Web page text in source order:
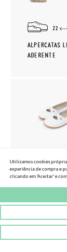
22
ALPERCATAS
ADERENTE
SABRINAS BALLET
CERIMÓNIA
52,95€
Utilizamos cookies
experiência de compra e
clicando em 'Aceitar' e